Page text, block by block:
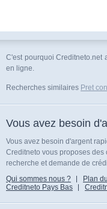
C'est pourquoi Creditneto.net
en ligne.
Recherches similaires Pret
Vous avez besoin
Vous avez besoin d'argent
Creditneto vous proposes des
recherche et demande de
Qui sommes nous ?
Plan
Creditneto Pays Bas